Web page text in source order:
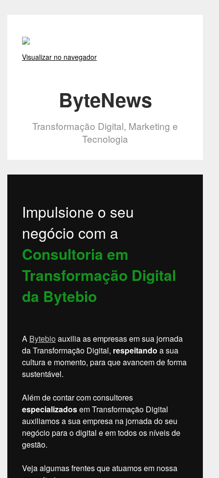
Visualizar no navegador
ByteNews
Transformação Digital, Marketing e
Tecnologia
Impulsione o seu
negócio com a
Consultoria em
Transformação Digital
da Bytebio
A Bytebio auxilia as empresas em sua jornada
da Transformação Digital, respeitando a sua
cultura e momento, para que avancem de forma
sustentável.
Além de contar com consultores
especializadosem Transformação Digital
auxiliamos a sua empresa na jornada do seu
negócio para o digital e em todos os níveis de
gestão.
Veja algumas frentes que atuamos em nossa